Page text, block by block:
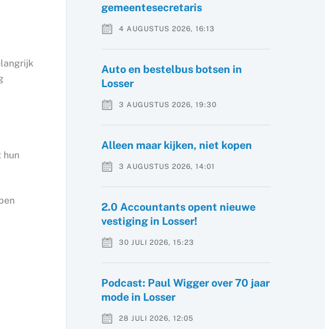
hun
gemeentesecretaris
4 AUGUSTUS 2026, 16:13
Auto en bestelbus botsen in
Losser
3 AUGUSTUS 2026, 19:30
Alleen maar kijken, niet kopen
3 AUGUSTUS 2026, 14:01
2.0 Accountants opent nieuwe
vestiging in Losser!
30 JULI 2026, 15:23
Podcast: Paul Wigger over 70 jaar
mode in Losser
28 JULI 2026, 12:05